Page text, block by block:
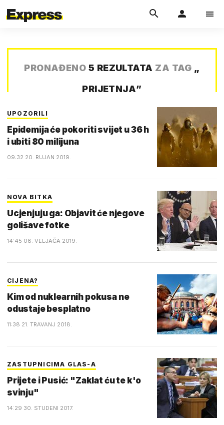
PRONAĐENO 5 REZULTATA ZA TAG „
PRIJETNJA”
UPOZORILI
Epidemija će pokoriti svijet u 36 h
i ubiti 80 milijuna
09:32 20. RUJAN 2019.
NOVA BITKA
Ucjenjuju ga: Objavit će njegove
golišave fotke
14:45 08. VELJAČA 2019.
CIJENA?
Kim od nuklearnih pokusa ne
odustaje besplatno
11:38 21. TRAVANJ 2018.
ZASTUPNICIMA GLAS-A
Prijete i Pusić: "Zaklat ću te k'o
svinju"
14:29 30. STUDENI 2017.